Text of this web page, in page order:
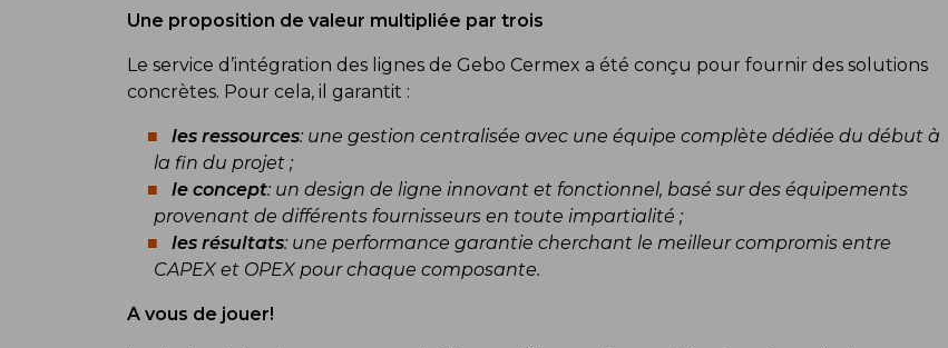
Une proposition de valeur multipliée par trois
Le service d’intégration des lignes de Gebo Cermex a été conçu pour fournir des solutions
concrètes. Pour cela, il garantit :
les ressources: une gestion centralisée avec une équipe complète dédiée du début à
la fin du projet ;
le concept: un design de ligne innovant et fonctionnel, basé sur des équipements
provenant de différents fournisseurs en toute impartialité ;
les résultats: une performance garantie cherchant le meilleur compromis entre
CAPEX et OPEX pour chaque composante.
A vous de jouer!